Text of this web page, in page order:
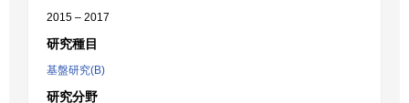
2015 – 2017
研究種目
基盤研究(B)
研究分野